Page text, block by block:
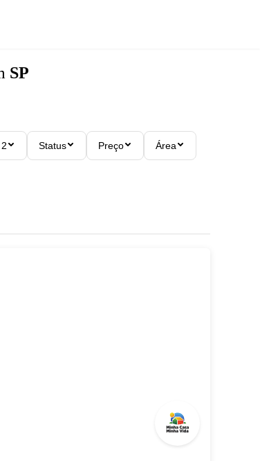
SP
2 Status Preço Área